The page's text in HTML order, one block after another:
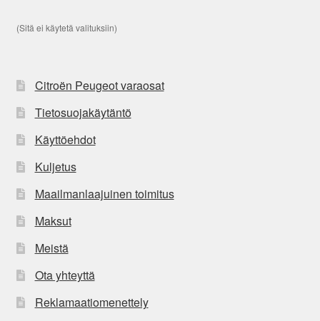
(Sitä ei käytetä valituksiin)
Citroën Peugeot varaosat
Tietosuojakäytäntö
Käyttöehdot
Kuljetus
Maailmanlaajuinen toimitus
Maksut
Meistä
Ota yhteyttä
Reklamaatiomenettely